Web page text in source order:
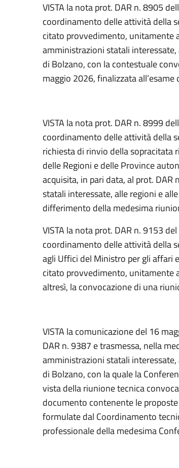
VISTA la nota prot. DAR n. 8905
coordinamento delle attività della
citato provvedimento, unitamente
amministrazioni statali
di Bolzano, con la contestuale
maggio 2026, finalizzata
VISTA la nota prot. DAR n. 8999
coordinamento delle attività della
richiesta di rinvio della
delle Regioni e delle Province
acquisita, in pari data, al prot.
statali interessate, alle regioni e
differimento della medesima
VISTA la nota prot. DAR n. 9153
coordinamento delle attività della
agli Uffici del Ministro per gli affari
citato provvedimento, unitamente
altresì, la convocazione di una
VISTA la comunicazione del 16
DAR n. 9387 e trasmessa, nella
amministrazioni statali
di Bolzano, con la quale la
vista della riunione tecnica
documento contenente le
formulate dal Coordinamento
professionale della medesima